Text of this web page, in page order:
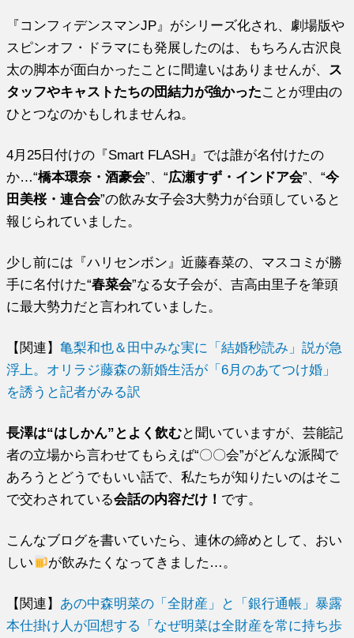
『コンフィデンスマンJP』がシリーズ化され、劇場版や
スピンオフ・ドラマにも発展したのは、もちろん古沢良
太の脚本が面白かったことに間違いはありませんが、 ス
タッフやキャストたちの団結力が強かったことが理由の
ひとつなのかもしれませんね。
4月25日付けの『Smart FLASH』では誰が名付けたの
か…“橋本環奈・酒豪会”、“広瀬すず・インドア会”、“今
田美桜・連合会”の飲み女子会3大勢力が台頭していると
報じられていました。
少し前には『ハリセンボン』近藤春菜の、マスコミが勝
手に名付けた“春菜会”なる女子会が、吉高由里子を筆頭
に最大勢力だと言われていました。
【関連】亀梨和也＆田中みな実に「結婚秒読み」説が急
浮上。オリラジ藤森の新婚生活が「6月のあてつけ婚」
を誘うと記者がみる訳
長澤は“はしかん”とよく飲むと聞いていますが、芸能記
者の立場から言わせてもらえば“〇〇会”がどんな派閥で
あろうとどうでもいい話で、私たちが知りたいのはそこ
で交わされている会話の内容だけ！ です。
こんなブログを書いていたら、連休の締めとして、おい
しい
が飲みたくなってきました…。
【関連】 あの中森明菜の「全財産」と「銀行通帳」暴露
本仕掛け人が回想する「なぜ明菜は全財産を常に持ち歩